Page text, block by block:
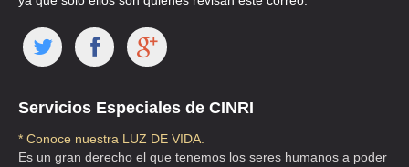
Servicios Especiales de CINRI
* Conoce nuestra LUZ DE VIDA.
Es un gran derecho el que tenemos los seres humanos a poder